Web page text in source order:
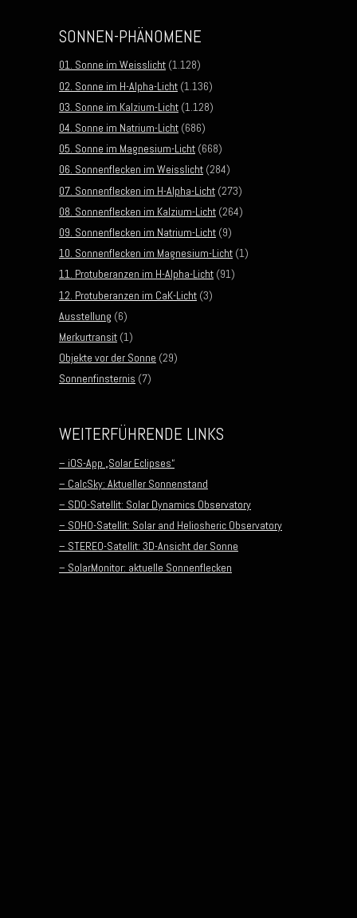
SONNEN-PHÄNOMENE
01. Sonne im Weisslicht (1.128)
02. Sonne im H-Alpha-Licht (1.136)
03. Sonne im Kalzium-Licht (1.128)
04. Sonne im Natrium-Licht (686)
05. Sonne im Magnesium-Licht (668)
06. Sonnenflecken im Weisslicht (284)
07. Sonnenflecken im H-Alpha-Licht (273)
08. Sonnenflecken im Kalzium-Licht (264)
09. Sonnenflecken im Natrium-Licht (9)
10. Sonnenflecken im Magnesium-Licht (1)
11. Protuberanzen im H-Alpha-Licht (91)
12. Protuberanzen im CaK-Licht (3)
Ausstellung (6)
Merkurtransit (1)
Objekte vor der Sonne (29)
Sonnenfinsternis (7)
WEITERFÜHRENDE LINKS
– iOS-App „Solar Eclipses“
– CalcSky: Aktueller Sonnenstand
– SDO-Satellit: Solar Dynamics Observatory
– SOHO-Satellit: Solar and Heliosheric Observatory
– STEREO-Satellit: 3D-Ansicht der Sonne
– SolarMonitor: aktuelle Sonnenflecken